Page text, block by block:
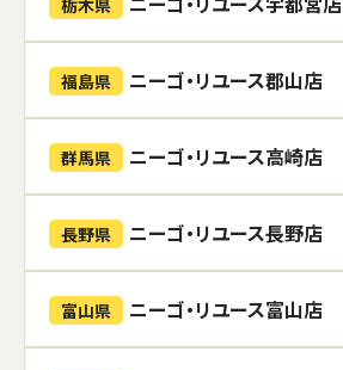
栃木県
福島県 ニーゴ・リユース郡山店
群馬県 ニーゴ・リユース高崎店
長野県 ニーゴ・リユース長野店
富山県 ニーゴ・リユース富山店